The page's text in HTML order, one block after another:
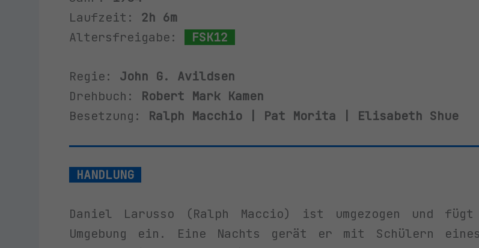
Laufzeit: 2h 6m
Altersfreigabe:
FSK12
Regie: John G. Avildsen
Drehbuch: Robert Mark Kamen
Besetzung: Ralph Macchio | Pat Morita | Elisabeth Shue
HANDLUNG
Daniel Larusso (Ralph Maccio) ist umgezogen und
Umgebung ein. Eine Nachts gerät er mit Schülern